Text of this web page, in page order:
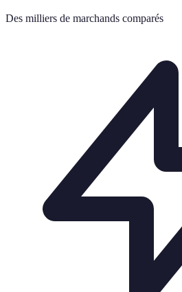
Des milliers de marchands comparés